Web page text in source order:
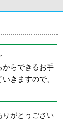
からできるお手
きますので、
りがとうござい